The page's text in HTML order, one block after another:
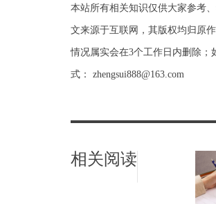
本站所有相关知识仅供大家参考
文来源于互联网，其版权均归原
情况属实会在3个工作日内删除；
式： zhengsui888@163.com
相关阅读